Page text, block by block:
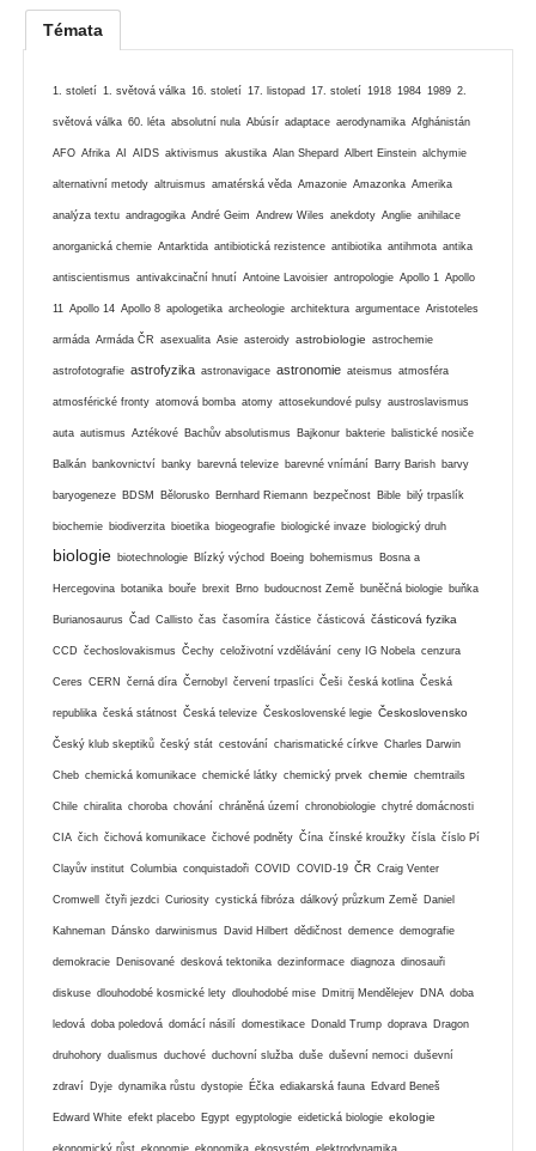
Témata
1. století 1. světová válka 16. století 17. listopad 17. století 1918 1984 1989 2.
světová válka 60. léta absolutní nula Abúsír adaptace aerodynamika Afghánistán
AFO Afrika AI AIDS aktivismus akustika Alan Shepard Albert Einstein alchymie
alternativní metody altruismus amatérská věda Amazonie Amazonka Amerika
analýza textu andragogika André Geim Andrew Wiles anekdoty Anglie anihilace
anorganická chemie Antarktida antibiotická rezistence antibiotika antihmota antika
antiscientismus antivakcinační hnutí Antoine Lavoisier antropologie Apollo 1 Apollo
11 Apollo 14 Apollo 8 apologetika archeologie architektura argumentace Aristoteles
armáda Armáda ČR asexualita Asie asteroidy astrobiologie astrochemie
astrofotografie astrofyzika astronavigace astronomie ateismus atmosféra
atmosférické fronty atomová bomba atomy attosekundové pulsy austroslavismus
auta autismus Aztékové Bachův absolutismus Bajkonur bakterie balistické nosiče
Balkán bankovnictví banky barevná televize barevné vnímání Barry Barish barvy
baryogeneze BDSM Bělorusko Bernhard Riemann bezpečnost Bible bilý trpaslík
biochemie biodiverzita bioetika biogeografie biologické invaze biologický druh
biologie biotechnologie Blízký východ Boeing bohemismus Bosna a
Hercegovina botanika bouře brexit Brno budoucnost Země buněčná biologie buňka
Burianosaurus Čad Callisto čas časomíra částice částicová částicová fyzika
CCD čechoslovakismus Čechy celoživotní vzdělávání ceny IG Nobela cenzura
Ceres CERN černá díra Černobyl červení trpaslíci Češi česká kotlina Česká
republika česká státnost Česká televize Československé legie Československo
Český klub skeptiků český stát cestování charismatické církve Charles Darwin
Cheb chemická komunikace chemické látky chemický prvek chemie chemtrails
Chile chiralita choroba chování chráněná území chronobiologie chytré domácnosti
CIA čich čichová komunikace čichové podněty Čína čínské kroužky čísla číslo Pí
Clayův institut Columbia conquistadoři COVID COVID-19 ČR Craig Venter
Cromwell čtyři jezdci Curiosity cystická fibróza dálkový průzkum Země Daniel
Kahneman Dánsko darwinismus David Hilbert dědičnost demence demografie
demokracie Denisované desková tektonika dezinformace diagnoza dinosauři
diskuse dlouhodobé kosmické lety dlouhodobé mise Dmitrij Mendělejev DNA doba
ledová doba poledová domácí násilí domestikace Donald Trump doprava Dragon
druhohory dualismus duchové duchovní služba duše duševní nemoci duševní
zdraví Dyje dynamika růstu dystopie Éčka ediakarská fauna Edvard Beneš
Edward White efekt placebo Egypt egyptologie eidetická biologie ekologie
ekonomický růst ekonomie ekonomika ekosystém elektrodynamika